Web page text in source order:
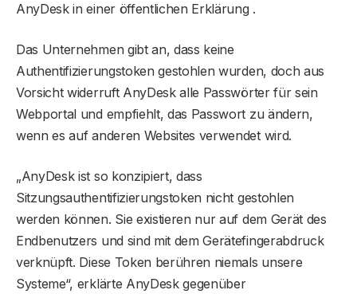
AnyDesk in einer öffentlichen Erklärung .
Das Unternehmen gibt an, dass keine
Authentifizierungstoken gestohlen wurden, doch aus
Vorsicht widerruft AnyDesk alle Passwörter für sein
Webportal und empfiehlt, das Passwort zu ändern,
wenn es auf anderen Websites verwendet wird.
„AnyDesk ist so konzipiert, dass
Sitzungsauthentifizierungstoken nicht gestohlen
werden können. Sie existieren nur auf dem Gerät des
Endbenutzers und sind mit dem Gerätefingerabdruck
verknüpft. Diese Token berühren niemals unsere
Systeme“, erklärte AnyDesk gegenüber